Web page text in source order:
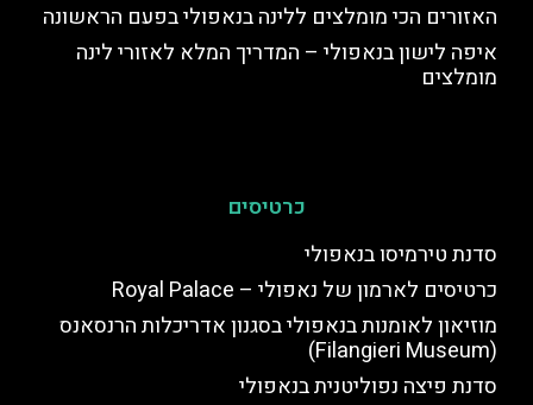
האזורים הכי מומלצים ללינה בנאפולי בפעם הראשונה
איפה לישון בנאפולי – המדריך המלא לאזורי לינה
מומלצים
כרטיסים
סדנת טירמיסו בנאפולי
כרטיסים לארמון של נאפולי – Royal Palace
מוזיאון לאומנות בנאפולי בסגנון אדריכלות הרנסאנס
(Filangieri Museum)
סדנת פיצה נפוליטנית בנאפולי